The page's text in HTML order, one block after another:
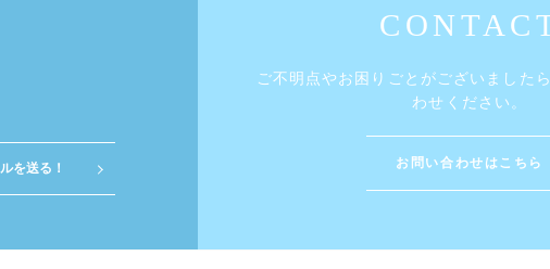
ご不明点やお困りごとがございましたら
わせください。
お問い合わせはこちら